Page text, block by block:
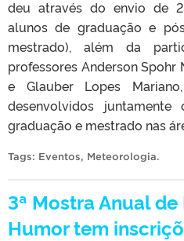
deu através do envio de
alunos de graduação e
mestrado), além da
professores Anderson Spohr
e Glauber Lopes
desenvolvidos
graduação e mestrado nas
Tags: Eventos, Meteorologia.
3ª Mostra Anual
Humor tem